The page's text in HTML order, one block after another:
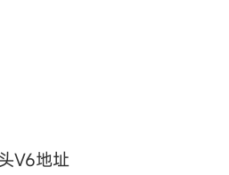
V6地址